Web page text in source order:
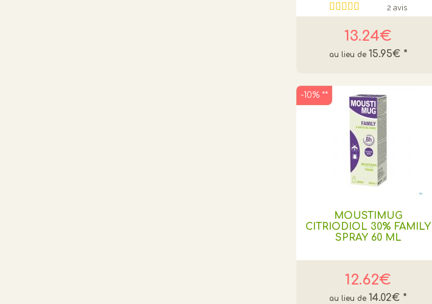
2 avis
13.24€
15.95€ *
MOUSTIMUG
CITRIODIOL 30% FAMILY
SPRAY 60 ML
12.62€
14.02€ *
-10% **